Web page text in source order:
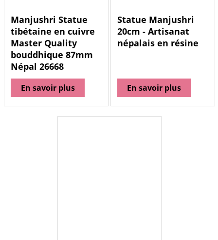
Manjushri Statue
tibétaine en cuivre
Master Quality
bouddhique 87mm
Népal 26668
En savoir plus
Statue Manjushri
20cm - Artisanat
népalais en résine
En savoir plus